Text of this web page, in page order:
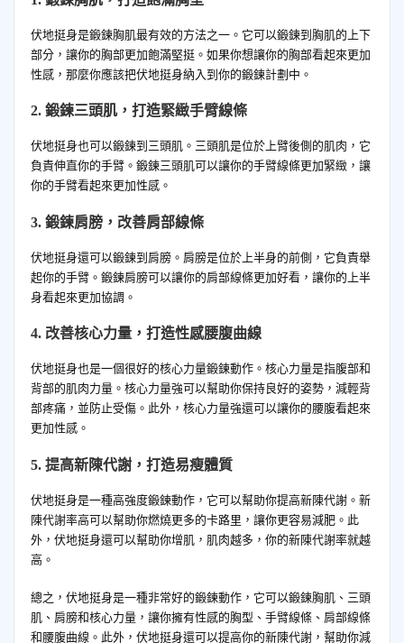
伏地挺身是鍛鍊胸肌最有效的方法之一。它可以鍛鍊到胸肌的上下
部分，讓你的胸部更加飽滿堅挺。如果你想讓你的胸部看起來更加
性感，那麼你應該把伏地挺身納入到你的鍛鍊計劃中。
2. 鍛鍊三頭肌，打造緊緻手臂線條
伏地挺身也可以鍛鍊到三頭肌。三頭肌是位於上臂後側的肌肉，它
負責伸直你的手臂。鍛鍊三頭肌可以讓你的手臂線條更加緊緻，讓
你的手臂看起來更加性感。
3. 鍛鍊肩膀，改善肩部線條
伏地挺身還可以鍛鍊到肩膀。肩膀是位於上半身的前側，它負責舉
起你的手臂。鍛鍊肩膀可以讓你的肩部線條更加好看，讓你的上半
身看起來更加協調。
4. 改善核心力量，打造性感腰腹曲線
伏地挺身也是一個很好的核心力量鍛鍊動作。核心力量是指腹部和
背部的肌肉力量。核心力量強可以幫助你保持良好的姿勢，減輕背
部疼痛，並防止受傷。此外，核心力量強還可以讓你的腰腹看起來
更加性感。
5. 提高新陳代謝，打造易瘦體質
伏地挺身是一種高強度鍛鍊動作，它可以幫助你提高新陳代謝。新
陳代謝率高可以幫助你燃燒更多的卡路里，讓你更容易減肥。此
外，伏地挺身還可以幫助你增肌，肌肉越多，你的新陳代謝率就越
高。
總之，伏地挺身是一種非常好的鍛鍊動作，它可以鍛鍊胸肌、三頭
肌、肩膀和核心力量，讓你擁有性感的胸型、手臂線條、肩部線條
和腰腹曲線。此外，伏地挺身還可以提高你的新陳代謝，幫助你減